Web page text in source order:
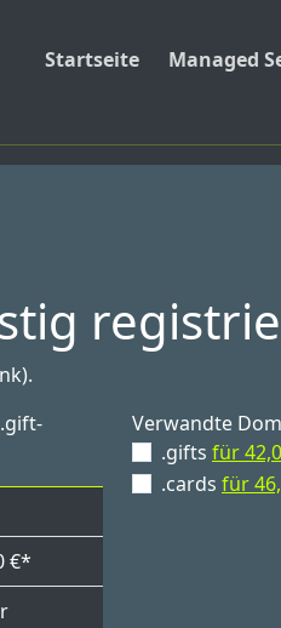
Startseite Managed
€*
Verwandte
.gifts für
.cards für